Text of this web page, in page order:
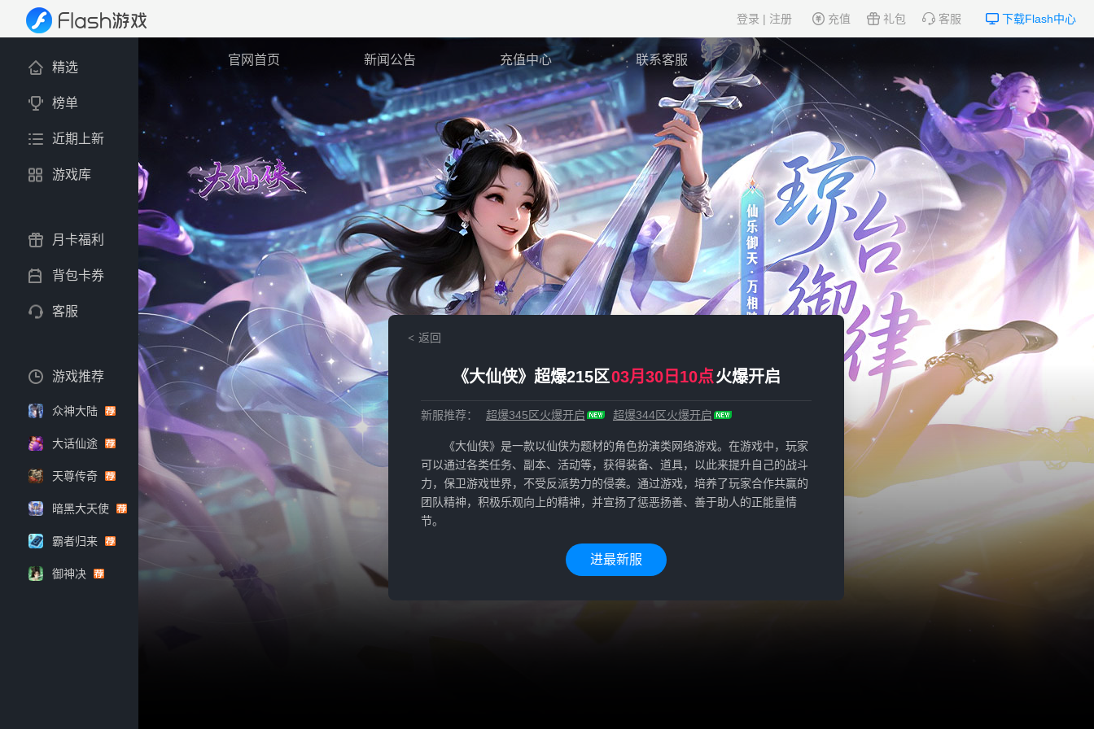
下载Flash中心
客服
礼包
充值
登录 | 注册
官网首页 新闻公告 充值中心 联系客服
返回
《大仙侠》超爆215区03月30日10点火爆开启
新服推荐： 超爆345区火爆开启 超爆344区火爆开启
《大仙侠》是一款以仙侠为题材的角色扮演类网络游戏。在游戏中，玩家
可以通过各类任务、副本、活动等，获得装备、道具，以此来提升自己的战斗
力，保卫游戏世界，不受反派势力的侵袭。通过游戏，培养了玩家合作共赢的
团队精神，积极乐观向上的精神，并宣扬了惩恶扬善、善于助人的正能量情
节。
进最新服
精选
榜单
近期上新
游戏库
月卡福利
背包卡券
客服
游戏推荐
众神大陆
大话仙途
天尊传奇
暗黑大天使
霸者归来
御神决